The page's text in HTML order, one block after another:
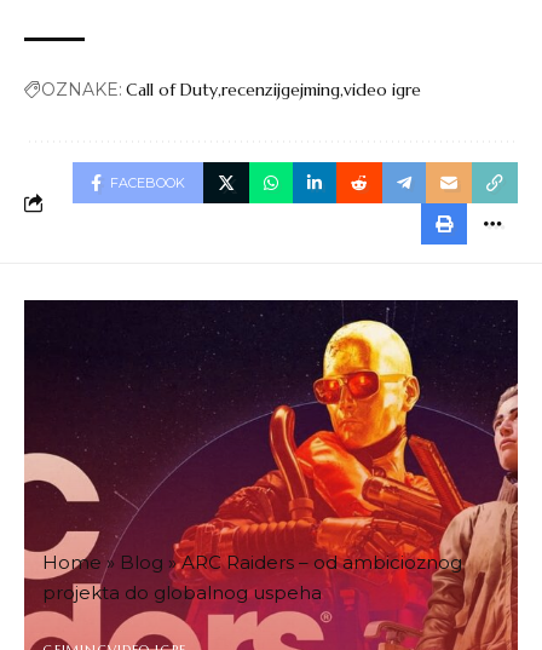
OZNAKE: Call of Dutyrecenzijgejmingvideo igre
FACEBOOK
Home » Blog »ARC Raiders – od ambicioznog
projekta do globalnog uspeha